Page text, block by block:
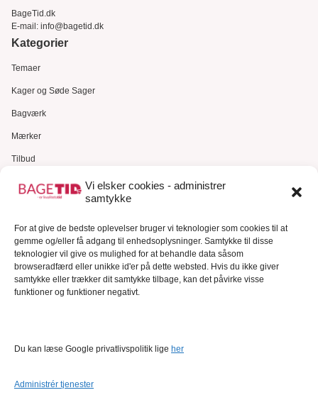
Vi elsker cookies - administrer
samtykke
For at give de bedste oplevelser bruger vi teknologier som cookies til at
gemme og/eller få adgang til enhedsoplysninger. Samtykke til disse
teknologier vil give os mulighed for at behandle data såsom
browseradfærd eller unikke id'er på dette websted. Hvis du ikke giver
samtykke eller trækker dit samtykke tilbage, kan det påvirke visse
funktioner og funktioner negativt.
Du kan læse Google privatlivspolitik lige her
Administrér tjenester
BageTid.dk
E-mail: info@bagetid.dk
Kategorier
Temaer
Kager og Søde Sager
Bagværk
Mærker
Tilbud
Gavekort
Kundeservice
Kundeservice
FAQ – Ofte stillede spørgsmål
Om Bagetid.dk
Se Fødevarestyrelsens smiley-rapporter